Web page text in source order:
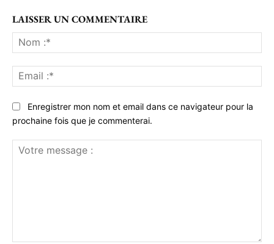
LAISSER UN COMMENTAIRE
:*
:*
Enregistrer mon nom et email dans ce navigateur pour la
prochaine fois que je commenterai.